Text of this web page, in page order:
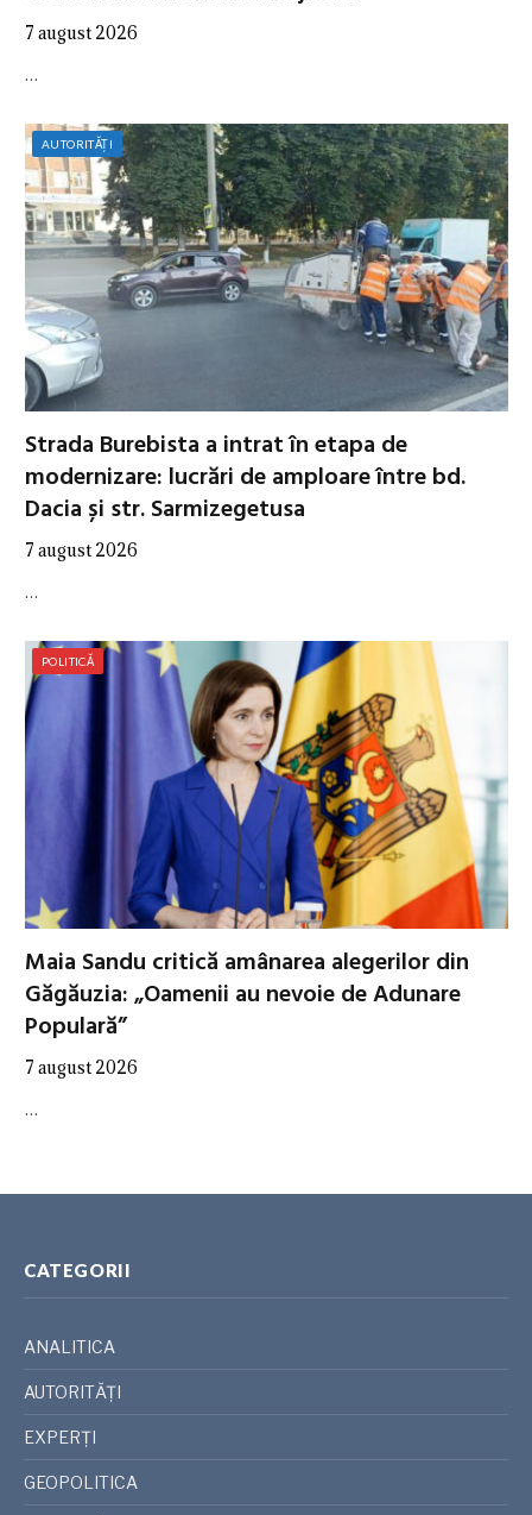
7 august 2026
…
AUTORITĂȚI
Strada Burebista a intrat în etapa de
modernizare: lucrări de amploare între bd.
Dacia și str. Sarmizegetusa
7 august 2026
…
POLITICĂ
Maia Sandu critică amânarea alegerilor din
Găgăuzia: „Oamenii au nevoie de Adunare
Populară”
7 august 2026
…
CATEGORII
ANALITICA
AUTORITĂȚI
EXPERȚI
GEOPOLITICA